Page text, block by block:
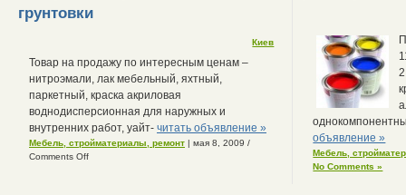
грунтовки
Киев
Товар на продажу по интересным ценам –
нитроэмали, лак мебельный, яхтный,
паркетный, краска акриловая
воднодисперсионная для наружных и
внутренних работ, уайт- читать объявление »
Мебель, стройматериалы, ремонт | мая 8, 2009 /
Comments Off
объявление »
Мебель,
No Comments »